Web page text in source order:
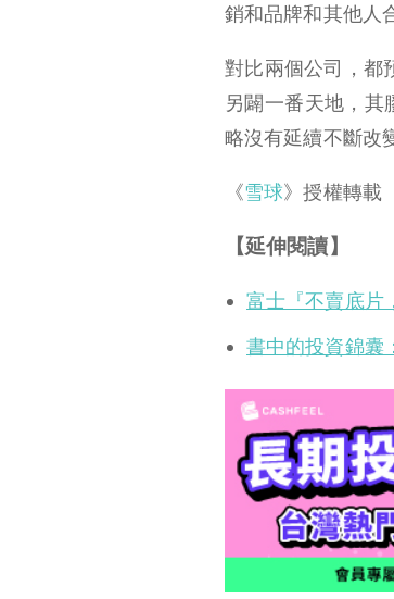
銷和品牌和其他人
對比兩個公司，都
另闢一番天地，其
略沒有延續不斷改
《雪球》授權轉載
【延伸閱讀】
富士『不賣底片
書中的投資錦囊